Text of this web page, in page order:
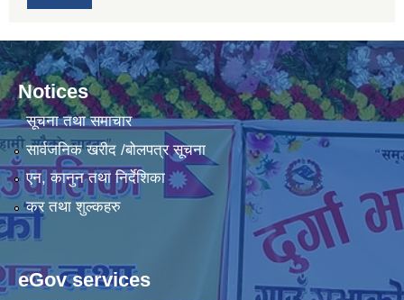
Notices
सूचना तथा समाचार
सार्वजनिक खरीद /बोलपत्र सूचना
एन, कानुन तथा निर्देशिका
कर तथा शुल्कहरु
eGov services